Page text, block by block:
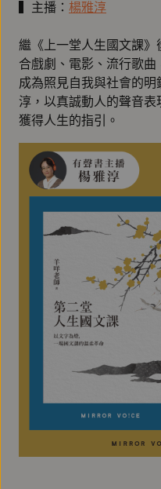
▍主播： 楊雅淳
繼《上一堂人生國文課
合戲劇、電影、流行歌
成為照見自我與社會的
淳，以真誠動人的聲音表
獲得人生的指引。